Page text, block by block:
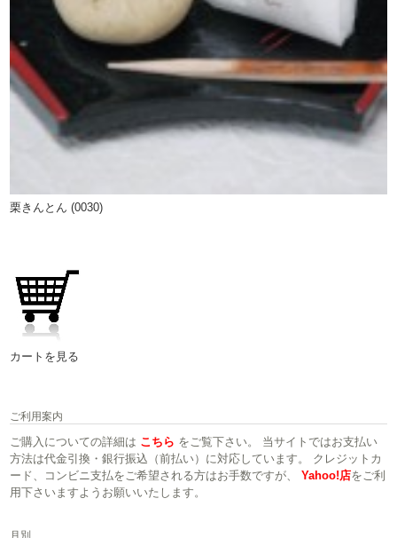
栗きんとん (0030)
カートを見る
ご利用案内
ご購入についての詳細は こちら をご覧下さい。 当サイトではお支払い
方法は代金引換・銀行振込（前払い）に対応しています。 クレジットカ
ード、コンビニ支払をご希望される方はお手数ですが、Yahoo!店をご利
用下さいますようお願いいたします。
月別